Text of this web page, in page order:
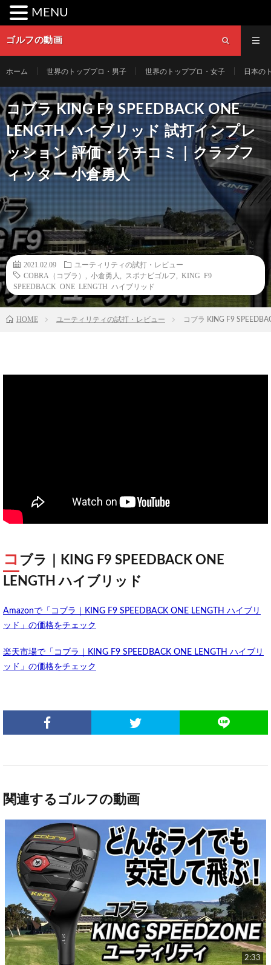
ゴルフの動画
ホーム 世界のトッププロ・男子 世界のトッププロ・女子 日本の
コブラ KING F9 SPEEDBACK ONE
LENGTH ハイブリッド 試打インプレ
ッション 評価・クチコミ｜クラブフ
ィッター 小倉勇人
2021.02.09
ユーティリティの試打・レビュー
COBRA（コブラ）
小倉勇人 スポナビゴルフ
KING F9
SPEEDBACK ONE LENGTH ハイブリッド
HOME ユーティリティの試打・レビュー コブラ KING F9
コ ブラ｜KING F9 SPEEDBACK ONE
LENGTH ハイブリッド
Amazonで「コブラ｜KING F9 SPEEDBACK ONE LENGTH ハイブリ
ッド」の価格をチェック
楽天市場で「コブラ｜KING F9 SPEEDBACK ONE LENGTH ハイブリ
ッド」の価格をチェック
関連するゴルフの動画
2:33
MENU